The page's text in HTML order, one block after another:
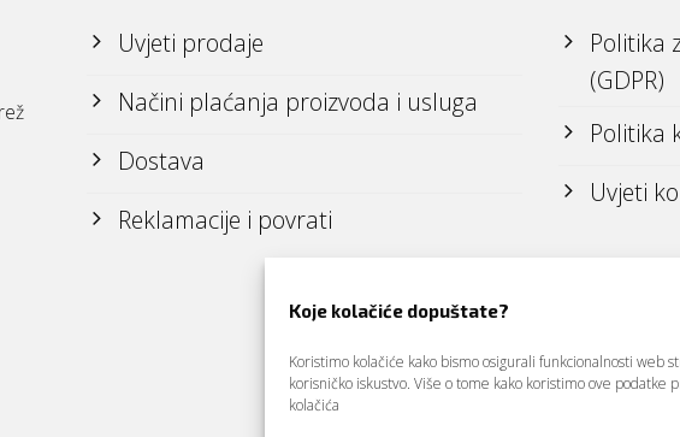
Koje kolačiće dopuštate?
Koristimo kolačiće kako bismo osigurali funkcionalnosti web
korisničko iskustvo. Više o tome kako koristimo ove podatke
kolačića
Uvjeti prodaje
Načini plaćanja proizvoda i usluga
Dostava
Reklamacije i povrati
Politika
(GDPR)
Politika
Uvjeti